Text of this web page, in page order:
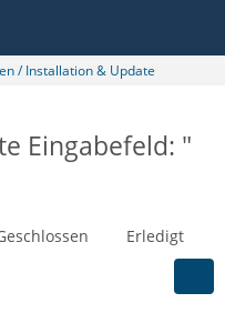
/ Installation & Update
Eingabefeld: "
Erledigt